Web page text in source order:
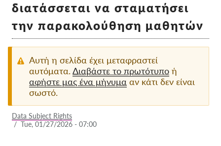
Reports & Resources
Exercise your rights!
Στήριξέ μας!
Ιδιότητα μέλους
Δωρεές
διατάσσεται να σταματήσει
την παρακολούθηση μαθητών
Αυτή η σελίδα έχει μεταφραστεί
αυτόματα. Διαβάστε το πρωτότυπο ή
αφήστε μας ένα μήνυμα αν κάτι δεν είναι
σωστό.
Data Subject Rights
/ Tue, 01/27/2026 - 07:00